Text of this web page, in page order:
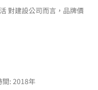
對建設公司而言，品牌價
間: 2018年